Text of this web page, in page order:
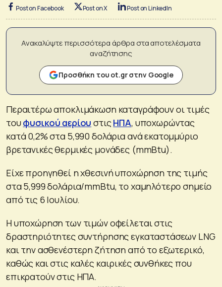
Post on Facebook Post on X Post on LinkedIn
Ανακαλύψτε περισσότερα άρθρα στα αποτελέσματα
αναζήτησης
Προσθήκη του ot.gr στην Google
Περαιτέρω αποκλιμάκωση καταγράφουν οι τιμές
τουφυσικού αερίου στιςΗΠΑ, υποχωρώντας
κατά 0,2% στα 5,990 δολάρια ανά εκατομμύριο
βρετανικές θερμικές μονάδες (mmBtu).
Είχε προηγηθεί η χθεσινή υποχώρηση της τιμής
στα 5,999 δολάρια/mmBtu, το χαμηλότερο σημείο
από τις 6 Ιουλίου.
Η υποχώρηση των τιμών οφείλεται στις
δραστηριότητες συντήρησης εγκαταστάσεων LNG
και την ασθενέστερη ζήτηση από το εξωτερικό,
καθώς και στις καλές καιρικές συνθήκες που
επικρατούν στις ΗΠΑ.